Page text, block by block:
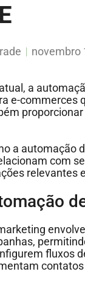
novembro
a
e-commerces
a automação
com
relevantes
fluxos